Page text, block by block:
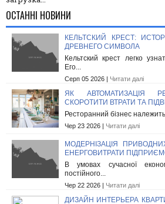
ОСТАННІ НОВИНИ
КЕЛЬТСКИЙ КРЕСТ:
ДРЕВНЕГО СИМВОЛА
Кельтский крест легко
Его...
Серп 05 2026 | Читати далі
ЯК АВТОМАТИЗАЦІЯ
СКОРОТИТИ ВТРАТИ ТА
Ресторанний бізнес
Чер 23 2026 | Читати далі
МОДЕРНІЗАЦІЯ
ЕНЕРГОВИТРАТИ
В умовах сучасної
постійного...
Чер 22 2026 | Читати далі
ДИЗАЙН ИНТЕРЬЕРА